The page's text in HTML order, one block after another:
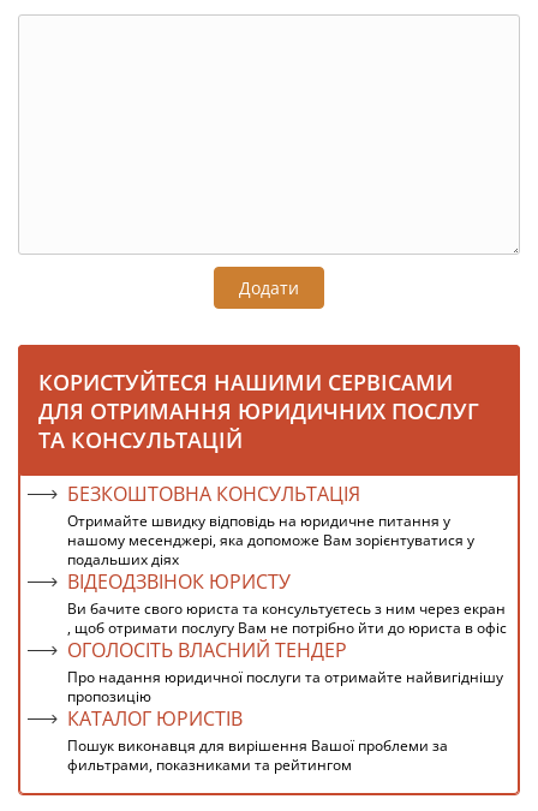
Додати
КОРИСТУЙТЕСЯ НАШИМИ СЕРВІСАМИ
ДЛЯ ОТРИМАННЯ ЮРИДИЧНИХ ПОСЛУГ
ТА КОНСУЛЬТАЦІЙ
БЕЗКОШТОВНА КОНСУЛЬТАЦІЯ
Отримайте швидку відповідь на юридичне питання у
нашому месенджері, яка допоможе Вам зорієнтуватися у
подальших діях
ВІДЕОДЗВІНОК ЮРИСТУ
Ви бачите свого юриста та консультуєтесь з ним через екран
, щоб отримати послугу Вам не потрібно йти до юриста в офіс
ОГОЛОСІТЬ ВЛАСНИЙ ТЕНДЕР
Про надання юридичної послуги та отримайте найвигіднішу
пропозицію
КАТАЛОГ ЮРИСТІВ
Пошук виконавця для вирішення Вашої проблеми за
фильтрами, показниками та рейтингом